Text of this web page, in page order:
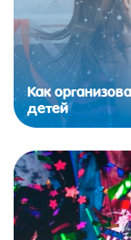
Как
детей